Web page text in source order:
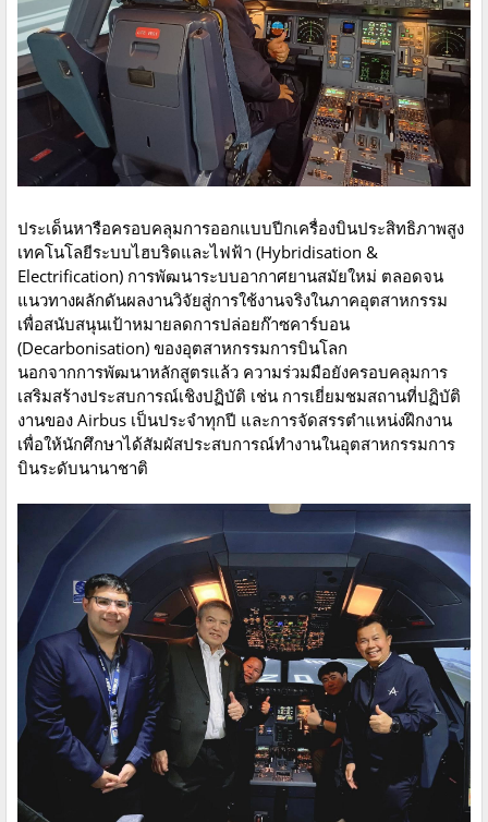
ประเด็นหารือครอบคลุมการออกแบบปีกเครื่องบินประสิทธิภาพสูง
เทคโนโลยีระบบไฮบริดและไฟฟ้า (Hybridisation &
Electrification) การพัฒนาระบบอากาศยานสมัยใหม่ ตลอดจน
แนวทางผลักดันผลงานวิจัยสู่การใช้งานจริงในภาคอุตสาหกรรม
เพื่อสนับสนุนเป้าหมายลดการปล่อยก๊าซคาร์บอน
(Decarbonisation) ของอุตสาหกรรมการบินโลก
นอกจากการพัฒนาหลักสูตรแล้ว ความร่วมมือยังครอบคลุมการ
เสริมสร้างประสบการณ์เชิงปฏิบัติ เช่น การเยี่ยมชมสถานที่ปฏิบัติ
งานของ Airbus เป็นประจำทุกปี และการจัดสรรตำแหน่งฝึกงาน
เพื่อให้นักศึกษาได้สัมผัสประสบการณ์ทำงานในอุตสาหกรรมการ
บินระดับนานาชาติ